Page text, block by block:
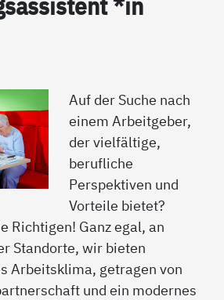
Auf der Suche nach
einem Arbeitgeber,
der vielfältige,
berufliche
Perspektiven und
Vorteile bietet?
Richtigen! Ganz egal, an
Standorte, wir bieten
Arbeitsklima, getragen von
und ein modernes